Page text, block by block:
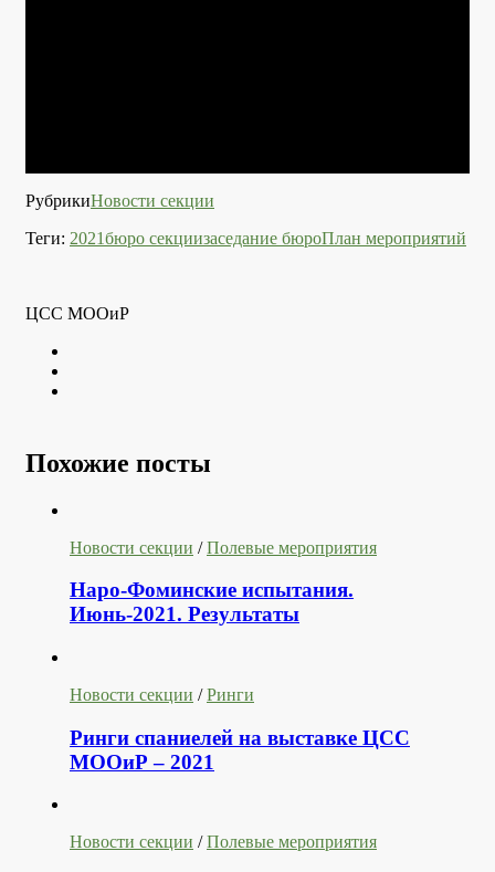
РубрикиНовости секции
Теги: 2021бюро секциизаседание бюроПлан мероприятий
ЦСС МООиР
Похожие посты
Новости секции /Полевые мероприятия
Наро-Фоминские испытания.
Июнь-2021. Результаты
Новости секции /Ринги
Ринги спаниелей на выставке ЦСС
МООиР – 2021
Новости секции /Полевые мероприятия